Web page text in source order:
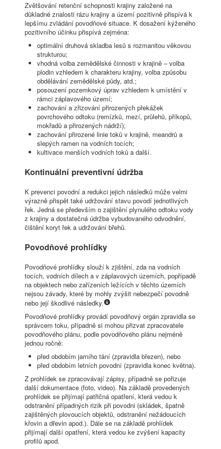
Zvětšování retenční schopnosti krajiny založené na
důkladné znalosti rázu krajiny a území pozitivně přispívá k
lepšímu zvládání povodňové situace. K dosažení kýženého
pozitivního účinku přispívá zejména:
optimální druhová skladba lesů s rozmanitou věkovou
strukturou;
vhodná volba zemědělské činnosti v krajině – volba
plodin vzhledem k charakteru krajiny, volba způsobu
obdělávání zemědělské půdy, atd.;
posouzení pozemkový úprav vzhledem k umístění v
rámci záplavového území;
zachování a zřizování přirozených překážek
povrchového odtoku (remízků, mezí, průlehů, příkopů,
mokřadů a přirozených nádrží);
zachování přirozené linie toků v krajině, meandrů a
slepých ramen na vodních tocích;
kultivace menších vodních toků a další.
Kontinuální preventivní údržba
K prevenci povodní a redukci jejich následků může velmi
výrazně přispět také udržování stavu povodí jednotlivých
řek. Jedná se především o zajištění plynulého odtoku vody
z krajiny a dostatečná údržba vybudovaného odvodnění,
čištění koryt řek a udržování břehů.
Povodňové prohlídky
Povodňové prohlídky slouží k zjištění, zda na vodních
tocích, vodních dílech a v záplavových územích, popřípadě
na objektech nebo zařízeních ležících v těchto územích
nejsou závady, které by mohly zvýšit nebezpečí povodně
nebo její škodlivé následky.
Povodňové prohlídky provádí povodňový orgán zpravidla se
správcem toku, případně si mohou přizvat zpracovatele
povodňového plánu, podle povodňového plánu nejméně
jednou ročně:
před obdobím jarního tání (zpravidla březen), nebo
před obdobím letních povodní (zpravidla konec května).
Z prohlídek se zpracovávají zápisy, případně se pořizuje
další dokumentace (foto, video). Na základě provedených
prohlídek se přijímají patřičná opatření, která vedou k
odstranění případných rizik při povodni (skládek, špatně
zajištěných plovoucích objektů, odstranění nežádoucích
křovin a dřevin apod.). Dále se na základě prohlídek
přijímají další opatření, která vedou ke zvýšení kapacity
profilů apod.